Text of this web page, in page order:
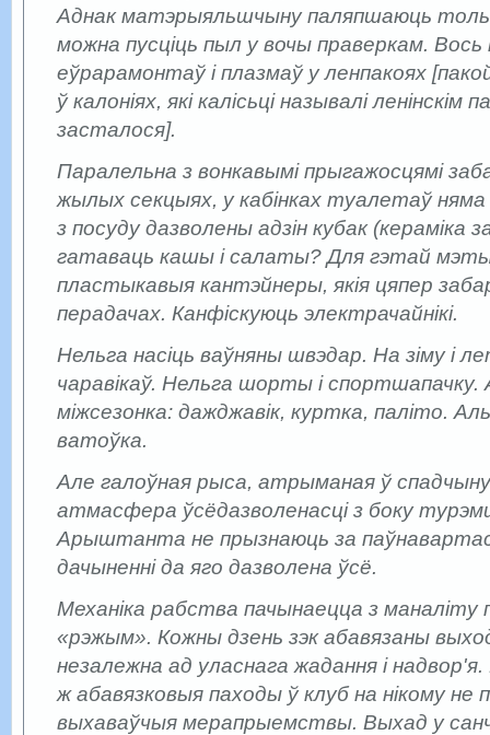
Аднак матэрыяльшчыну паляпшаюць
можна пусціць пыл у вочы праверкам.
еўрарамонтаў і плазмаў у ленпакоях
ў калоніях, які калісьці называлі ленінскім
засталося].
Паралельна з вонкавымі прыгажосцямі
жылых секцыях, у кабінках туалетаў
з посуду дазволены адзін кубак (кераміка
гатаваць кашы і салаты? Для гэтай
пластыкавыя кантэйнеры, якія цяпер
перадачах. Канфіскуюць электрачайнікі.
Нельга насіць ваўняны швэдар. На зіму і
чаравікаў. Нельга шорты і спортшапачку.
міжсезонка: дажджавік, куртка, паліто.
ватоўка.
Але галоўная рыса, атрыманая ў
атмасфера ўсёдазволенасці з боку
Арыштанта не прызнаюць за
дачыненні да яго дазволена ўсё.
Механіка рабства пачынаецца з маналіту
«рэжым». Кожны дзень зэк абавязаны
незалежна ад уласнага жадання і
ж абавязковыя паходы ў клуб на нікому не
выхаваўчыя мерапрыемствы. Выхад у